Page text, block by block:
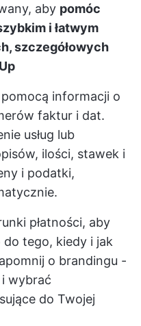
aby pomóc
i łatwym
szczegółowych
informacji o
faktur i dat.
usług lub
ilości, stawek i
i podatki,
płatności, aby
tego, kiedy i jak
o brandingu -
wybrać
do Twojej